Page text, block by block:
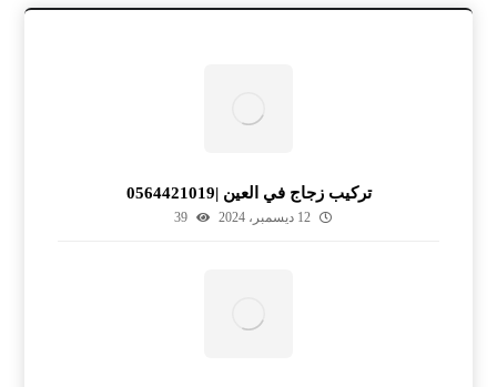
تركيب زجاج في العين |0564421019
12 ديسمبر، 2024 39